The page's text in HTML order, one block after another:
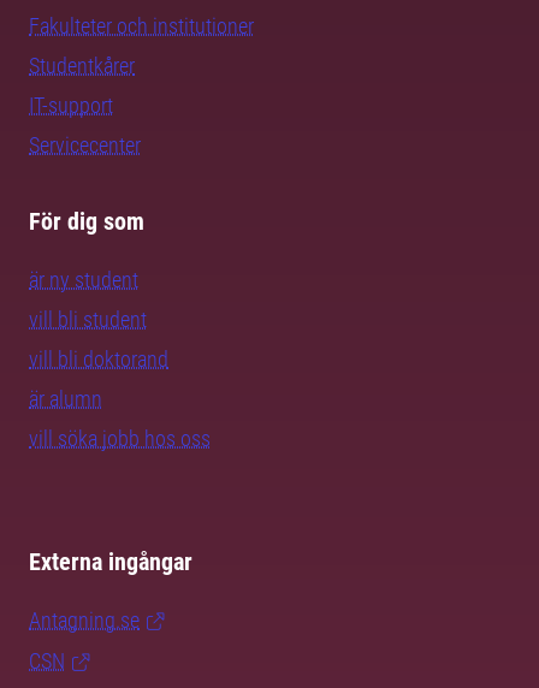
Fakulteter och institutioner
Studentkårer
IT-support
Servicecenter
För dig som
är ny student
vill bli student
vill bli doktorand
är alumn
vill söka jobb hos oss
Externa ingångar
Antagning.se
CSN